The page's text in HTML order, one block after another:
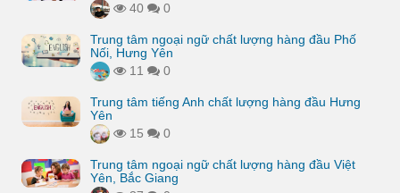
40
0
Trung tâm ngoại ngữ chất lượng hàng đầu Phố
Nối, Hưng Yên
11
0
Trung tâm tiếng Anh chất lượng hàng đầu Hưng
Yên
15
0
Trung tâm ngoại ngữ chất lượng hàng đầu Việt
Yên, Bắc Giang